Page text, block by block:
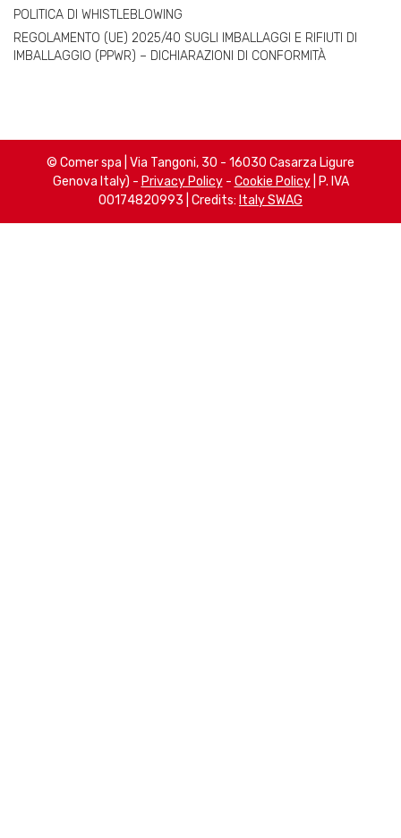
POLITICA DI WHISTLEBLOWING
REGOLAMENTO (UE) 2025/40 SUGLI IMBALLAGGI E RIFIUTI DI
IMBALLAGGIO (PPWR) – DICHIARAZIONI DI CONFORMITÀ
© Comer spa | Via Tangoni, 30 - 16030 Casarza Ligure
Genova Italy) - Privacy Policy- Cookie Policy| P. IVA
00174820993 | Credits: Italy SWAG